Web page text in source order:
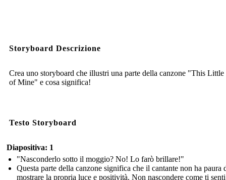
Storyboard Descrizione
Crea uno storyboard che illustri una parte della canzone "This
of Mine" e cosa significa!
Testo Storyboard
Diapositiva: 1
"Nasconderlo sotto il moggio? No! Lo farò brillare!"
Questa parte della canzone significa che il cantante non ha paura
mostrare la propria luce e positività. Non nascondere come ti